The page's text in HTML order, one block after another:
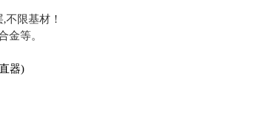
限基材！
金等。
器)